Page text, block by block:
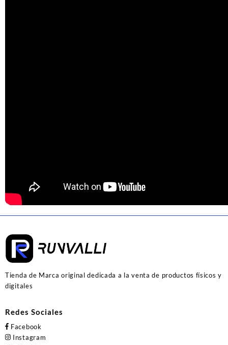
Tienda de Marca original dedicada a la venta de productos físicos y
digitales
Redes Sociales
Facebook
Instagram